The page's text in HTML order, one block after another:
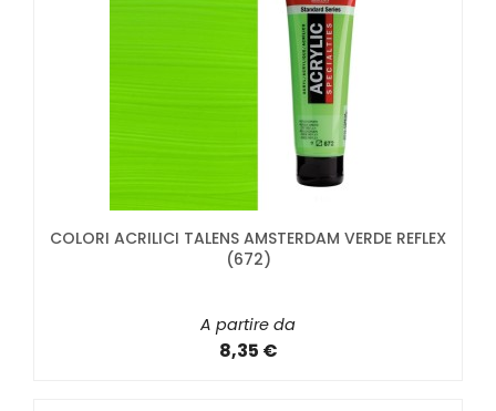
COLORI ACRILICI TALENS AMSTERDAM VERDE REFLEX
(672)
A partire da
8,35 €